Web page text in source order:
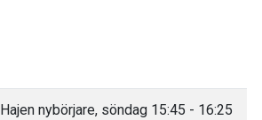
Hajen nybörjare, söndag 15:45 - 16:25